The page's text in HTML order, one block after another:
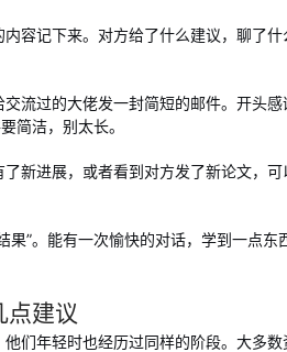
容记下来。对方给了什么建议，聊了
流过的大佬发一封简短的邮件。开头
简洁，别太长。
新进展，或者看到对方发了新论文，
果”。能有一次愉快的对话，学到一点
点建议
们年轻时也经历过同样的阶段。大多